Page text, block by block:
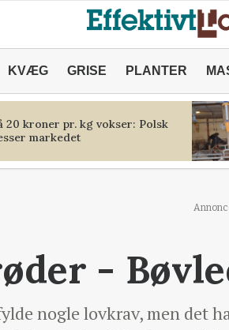
KVÆG GRISE PLANTER
20 kroner pr. kg vokser: Polsk
markedet
-
nogle lovkrav, men det